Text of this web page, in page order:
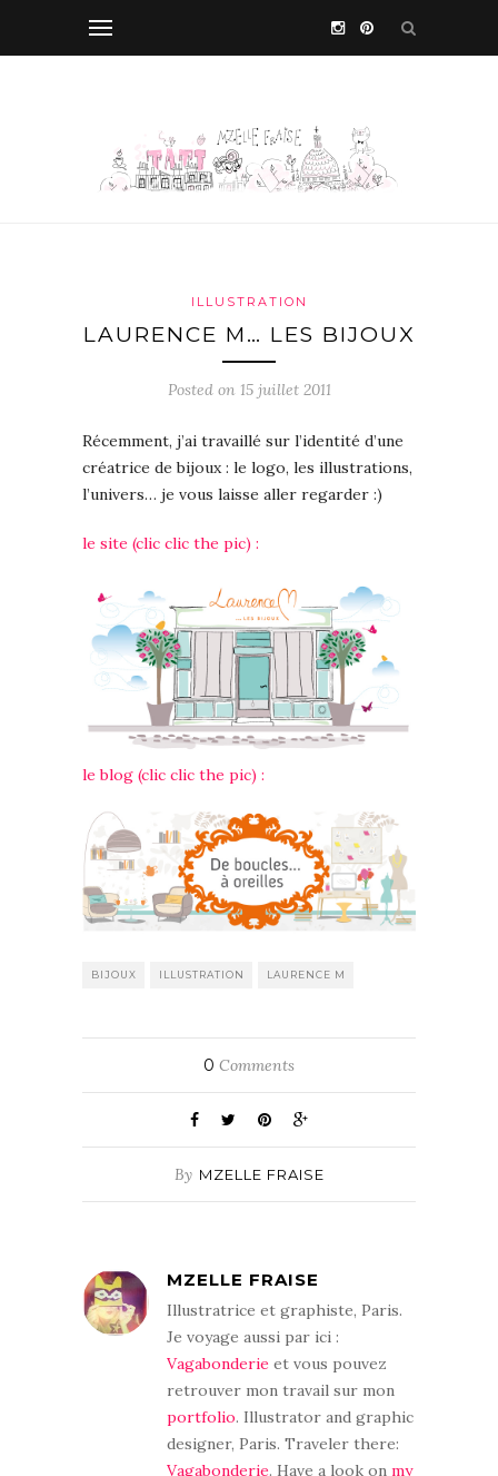
ILLUSTRATION
LAURENCE M… LES BIJOUX
Posted on 15 juillet 2011
Récemment, j’ai travaillé sur l’identité d’une
créatrice de bijoux : le logo, les illustrations,
l’univers… je vous laisse aller regarder :)
le site (clic clic the pic) :
le blog (clic clic the pic) :
BIJOUX ILLUSTRATION LAURENCE M
0 Comments
By MZELLE FRAISE
MZELLE FRAISE
Illustratrice et graphiste, Paris.
Je voyage aussi par ici :
Vagabonderie et vous pouvez
retrouver mon travail sur mon
portfolio. Illustrator and graphic
designer, Paris. Traveler there:
Vagabonderie. Have a look on my